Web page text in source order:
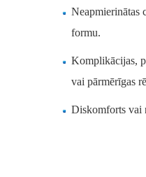
Neapmierinātas
formu.
Komplikācijas,
vai pārmērīgas
Diskomforts vai